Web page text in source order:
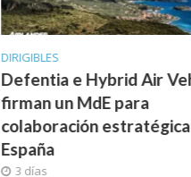
ESPACIO
La división Hughes de
se declara en bancarrota
4 días